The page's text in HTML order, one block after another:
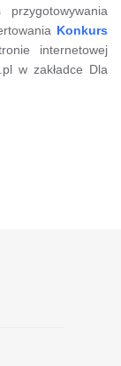
przygotowywania
Konkurs
internetowej
w zakładce Dla